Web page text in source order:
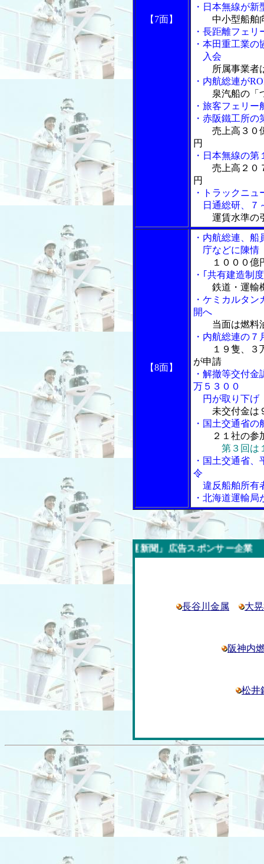
【7面】
・日本無線が
中小型船舶
・長距離フェ
・本田重工業
入会
所属事業者
・内航総連が
泉汽船の「
・旅客フェリ
・赤阪鐵工所
売上高３０
円
・日本無線の
売上高２０
円
・トラックニュ
日通総研、７
運賃水準の
【8面】
・内航総連、
庁などに陳情
１０００億
・｢共有建造制
鉄道・運輸
・ケミカルタ
開へ
当面は燃料
・内航総連の
１９隻、３万
が申請
・解撤等交付
万５３００
円が取り下げ
未交付金は
・国土交通省
２１社の参
第３回は
・国土交通省
令
違反船舶所有
・北海道運輸
海運新聞」広告スポンサー企業
長谷川金属 大
阪神内
松井